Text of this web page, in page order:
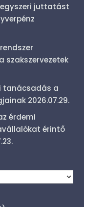
juttatást
szakszervezetek
tanácsadás a
2026.07.29.
érdemi
érintő